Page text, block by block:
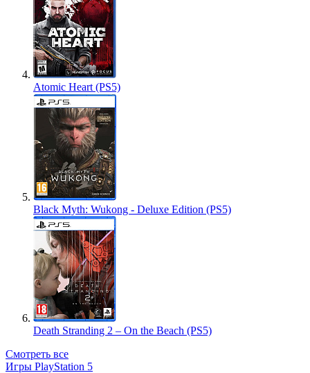
Atomic Heart (PS5)
Black Myth: Wukong - Deluxe Edition (PS5)
Death Stranding 2 – On the Beach (PS5)
Смотреть все
Игры PlayStation 5